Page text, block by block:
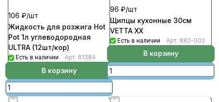
106 ₽/шт
Жидкость для розжига Hot
Pot 1л углеводородная
ULTRA (12шт/кор)
Есть в наличии Арт. 61384
В корзину
96 ₽/шт
Щипцы кухонные 30см
VETTA ХХ
Есть в наличии Арт. 882-002
В корзину